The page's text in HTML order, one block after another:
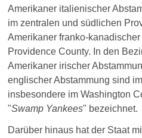
Amerikaner italienischer
im zentralen und südlichen
Amerikaner franko-
Providence County. In den
Amerikaner irischer
englischer Abstammung sind
insbesondere im Washington
"Swamp Yankees" bezeichnet.
Darüber hinaus hat der Staat